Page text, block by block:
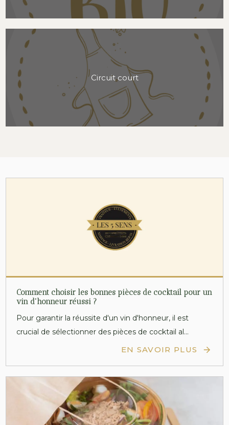
Circuit court
Comment choisir les bonnes pièces de cocktail pour un
vin d'honneur réussi ?
Pour garantir la réussite d'un vin d'honneur, il est
crucial de sélectionner des pièces de cocktail al...
EN SAVOIR PLUS